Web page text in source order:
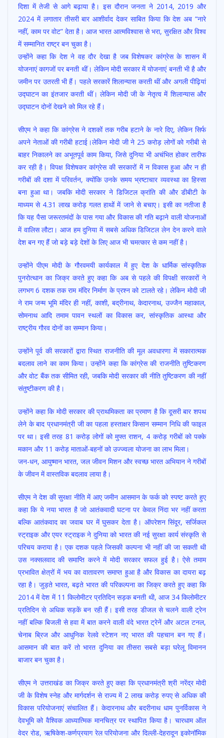
दिशा में तेजी से आगे बढ़ाया है। इस दौरान जनता ने 2014, 2019 और
2024 में लगातार तीसरी बार आशीर्वाद देकर साबित किया कि देश अब “नारे
नहीं, काम पर वोट” देता है। आज भारत आत्मविश्वास से भरा, सुरक्षित और विश्व
में सम्मानित राष्ट्र बन चुका है।
उन्होंने कहा कि देश ने वह दौर देखा है जब विशेषकर कांग्रेस के शासन में
योजनाएं कागजों पर बनती थीं। लेकिन मोदी सरकार में योजनाएं बनती भी है और
जमीन पर उतरती भी हैं। पहले सरकारें शिलान्यास करती थीं और अगली पीढ़ियां
उ‌द्घाटन का इंतजार करती थीं। लेकिन मोदी जी के नेतृत्व में शिलान्यास और
उद्घाटन दोनों देखने को मिल रहे हैं।
सीएम ने कहा कि कांग्रेस ने दशकों तक गरीब हटाने के नारे दिए, लेकिन सिर्फ
अपने नेताओं की गरीबी हटाई।लेकिन मोदी जी ने 25 करोड़ लोगों को गरीबी से
बाहर निकालने का अभूतपूर्व काम किया, जिसे दुनिया भी अचंभित होकर तारीफ
कर रही है। विपक्ष विशेषकर कांग्रेस की सरकारों में न विकास हुआ और न ही
गरीबों की दशा में परिवर्तन, क्योंकि उनके समय भ्रष्टाचार व्यवस्था का हिस्सा
बना हुआ था। जबकि मोदी सरकार ने डिजिटल क्रांति की और डीबीटी के
माध्यम से 4.31 लाख करोड़ गलत हाथों में जाने से बचाए। इसी का नतीजा है
कि यह पैसा जरूरतमंदों के पास गया और विकास की गति बढ़ाने वाली योजनाओं
में वालिस लौटा। आज हम दुनिया में सबसे अधिक डिजिटल लेन देन करने वाले
देश बन गए हैं जो बड़े बड़े देशों के लिए आज भी चमत्कार से कम नहीं है।
उन्होंने पीएम मोदी के गौरवमयी कार्यकाल में हुए देश के धार्मिक सांस्कृतिक
पुनरोत्थान का जिक्र करते हुए कहा कि अब से पहले की विपक्षी सरकारों ने
लगभग 6 दशक तक राम मंदिर निर्माण के प्रश्न को टालते रहे। लेकिन मोदी जी
ने राम जन्म भूमि मंदिर ही नहीं, काशी, बद्रीनाथ, केदारनाथ, उज्जैन महाकाल,
सोमनाथ आदि तमाम पावन स्थलों का विकास कर, सांस्कृतिक आस्था और
राष्ट्रीय गौरव दोनों का सम्मान किया।
उन्होंने पूर्व की सरकारों द्वारा स्थित राजनीति की मूल अवधारणा में सकारात्मक
बदलाव लाने का काम किया। उन्होंने कहा कि कांग्रेस की राजनीति तुष्टिकरण
और वोट बैंक तक सीमित रही, जबकि मोदी सरकार की नीति तुष्टिकरण की नहीं
संतुष्टीकरण की है।
उन्होंने कहा कि मोदी सरकार की प्राथमिकता का प्रमाण है कि दूसरी बार शपथ
लेने के बाद प्रधानमंत्री जी का पहला हस्ताक्षर किसान सम्मान निधि की फाइल
पर था। इसी तरह 81 करोड़ लोगों को मुफ्त राशन, 4 करोड़ गरीबों को पक्के
मकान और 11 करोड़ माताओं-बहनों को उज्ज्वला योजना का लाभ मिला।
जन-धन, आयुष्मान भारत, जल जीवन मिशन और स्वच्छ भारत अभियान ने गरीबों
के जीवन में वास्तविक बदलाव लाया है।
सीएम ने देश की सुरक्षा नीति में आए जमीन आसमान के फर्क को स्पष्ट करते हुए
कहा कि ये नया भारत है जो आतंकवादी घटना पर केवल निंदा भर नहीं करता
बल्कि आतंकवाद का जवाब घर में घुसकर देता है। ऑपरेशन सिंदूर, सर्जिकल
स्ट्राइक और एयर स्ट्राइक ने दुनिया को भारत की नई सुरक्षा कार्य संस्कृति से
परिचय कराया है। एक दशक पहले जिसकी कल्पना भी नहीं की जा सकती थी
उस नक्सलवाद की समाप्ति करने में मोदी सरकार सफल हुई है। ऐसे तमाम
प्रभावित क्षेत्रों में भय का वातावरण समाप्त हुआ है और विकास का दायरा बढ़
रहा है। जुड़ते भारत, बढ़ते भारत की परिकल्पना का जिक्र करते हुए कहा कि
2014 में देश में 11 किलोमीटर प्रतिदिन सड़क बनती थी, आज 34 किलोमीटर
प्रतिदिन से अधिक सड़कें बन रही हैं। इसी तरह डीजल से चलने वाली ट्रेन
नहीं बल्कि बिजली से हवा में बात करने वाली वंदे भारत ट्रेनें और अटल टनल,
चेनाब ब्रिज और आधुनिक रेलवे स्टेशन नए भारत की पहचान बन गए हैं।
आसमान की बात करें तो भारत दुनिया का तीसरा सबसे बड़ा घरेलू विमानन
बाजार बन चुका है।
सीएम ने उत्तराखंड का जिक्र करते हुए कहा कि प्रधानमंत्री श्री नरेंद्र मोदी
जी के विशेष स्नेह और मार्गदर्शन से राज्य में 2 लाख करोड़ रुपए से अधिक की
विकास परियोजनाएं संचालित हैं। केदारनाथ और बदरीनाथ धाम पुनर्विकास ने
देवभूमि को वैश्विक आध्यात्मिक मानचित्र पर स्थापित किया है। चारधाम ऑल
वेदर रोड, ऋषिकेश-कर्णप्रयाग रेल परियोजना और दिल्ली-देहरादून इकोनॉमिक